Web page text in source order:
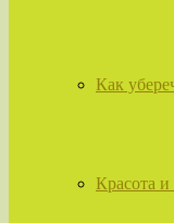
Как
Красота и